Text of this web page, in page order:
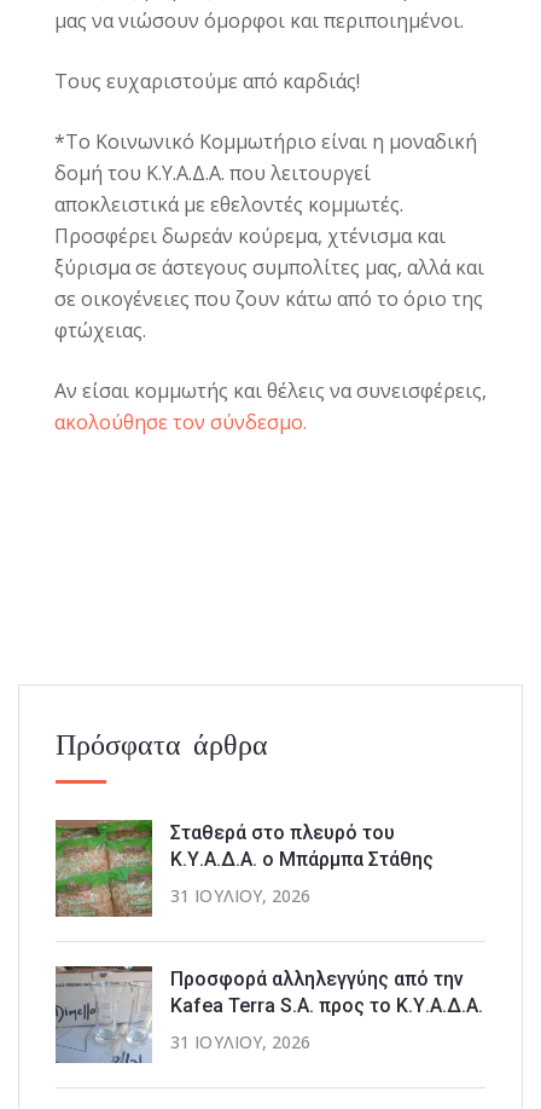
μας να νιώσουν όμορφοι και περιποιημένοι.
Τους ευχαριστούμε από καρδιάς!
*Το Κοινωνικό Κομμωτήριο είναι η μοναδική
δομή του Κ.Υ.Α.Δ.Α. που λειτουργεί
αποκλειστικά με εθελοντές κομμωτές.
Προσφέρει δωρεάν κούρεμα, χτένισμα και
ξύρισμα σε άστεγους συμπολίτες μας, αλλά και
σε οικογένειες που ζουν κάτω από το όριο της
φτώχειας.
Αν είσαι κομμωτής και θέλεις να συνεισφέρεις,
ακολούθησε τον σύνδεσμο.
Πρόσφατα άρθρα
Σταθερά στο πλευρό του
Κ.Υ.Α.Δ.Α. ο Μπάρμπα Στάθης
31 ΙΟΥΛΊΟΥ, 2026
Προσφορά αλληλεγγύης από την
Kafea Terra S.A. προς το Κ.Υ.Α.Δ.Α.
31 ΙΟΥΛΊΟΥ, 2026